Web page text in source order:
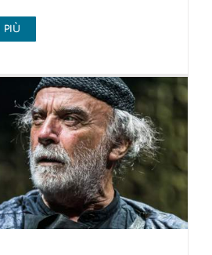
PIÙ
di Venezia
– 22 gen 2023